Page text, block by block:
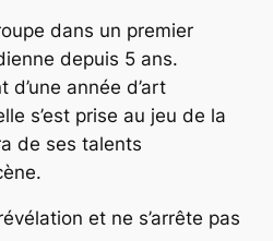
dans un premier
depuis 5 ans.
année d’art
s’est prise au jeu de la
de ses talents
et ne s’arrête pas